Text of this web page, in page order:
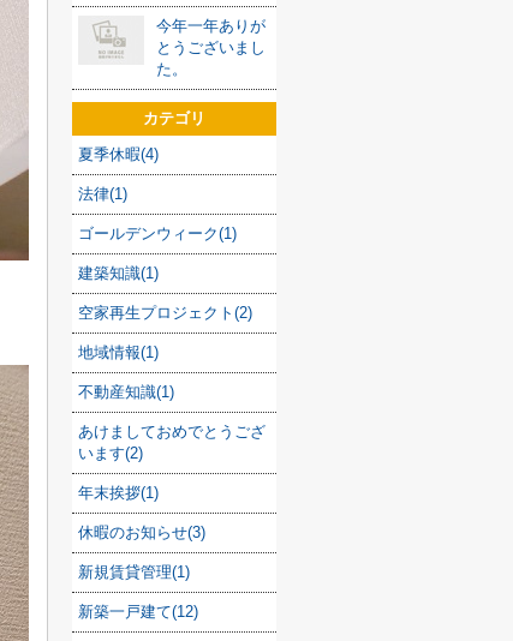
今年一年ありが
とうございまし
た。
カテゴリ
夏季休暇(4)
法律(1)
ゴールデンウィーク(1)
建築知識(1)
空家再生プロジェクト(2)
地域情報(1)
不動産知識(1)
あけましておめでとうござ
います(2)
年末挨拶(1)
休暇のお知らせ(3)
新規賃貸管理(1)
新築一戸建て(12)